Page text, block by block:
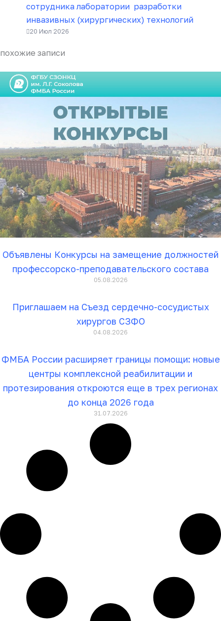
сотрудника лаборатории разработки
инвазивных (хирургических) технологий
20 Июл 2026
похожие записи
Объявлены Конкурсы на замещение должностей
профессорско-преподавательского состава
05.08.2026
Приглашаем на Съезд сердечно-сосудистых
хирургов СЗФО
04.08.2026
ФМБА России расширяет границы помощи: новые
центры комплексной реабилитации и
протезирования откроются еще в трех регионах
до конца 2026 года
31.07.2026